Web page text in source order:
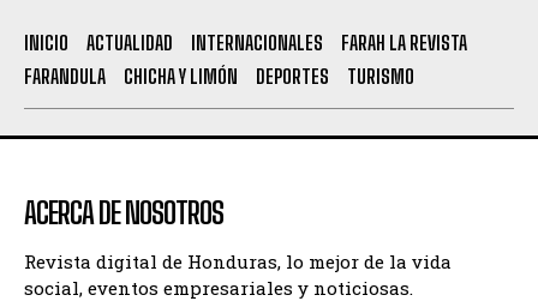
INICIO ACTUALIDAD INTERNACIONALES
FARAH LA REVISTA
FARANDULA
CHICHA Y LIMÓN DEPORTES TURISMO
ACERCA DE NOSOTROS
Revista digital de Honduras, lo mejor de la vida
social, eventos empresariales y noticiosas.